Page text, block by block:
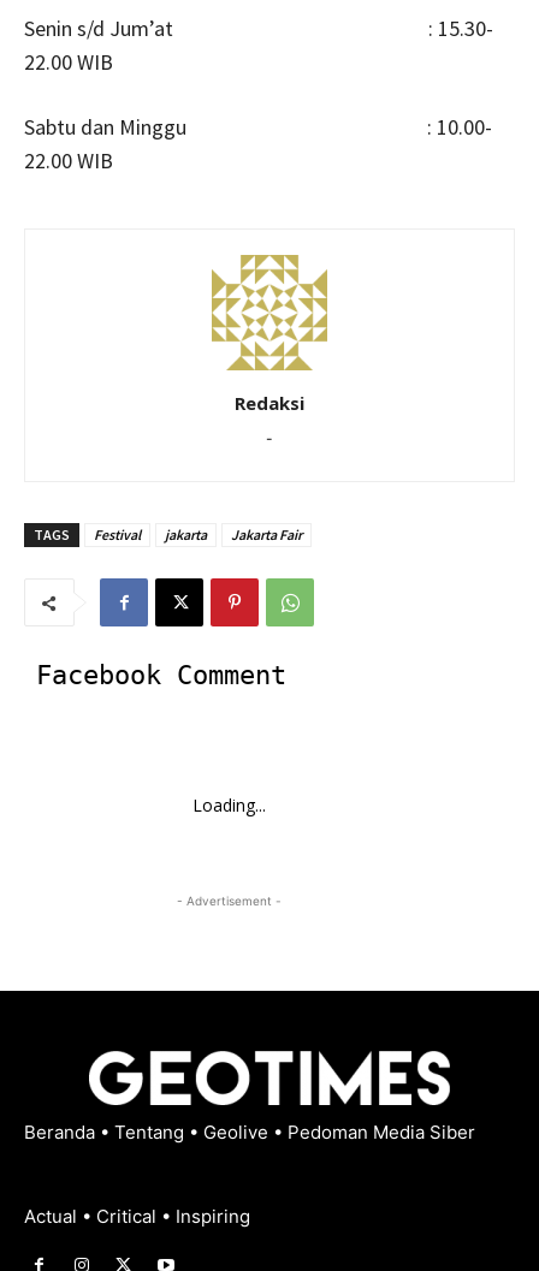
Senin s/d Jum’at : 15.30-
22.00 WIB
Sabtu dan Minggu : 10.00-
22.00 WIB
Redaksi
-
TAGS Festival jakarta Jakarta Fair
Facebook Comment
Loading...
- Advertisement -
Beranda • Tentang • Geolive • Pedoman Media Siber
Actual • Critical • Inspiring